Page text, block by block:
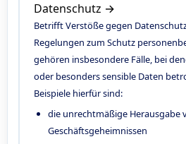
Datenschutz →
Betrifft Verstöße gegen
Regelungen zum Schutz
gehören insbesondere Fälle, bei
oder besonders sensible Daten
Beispiele hierfür sind:
die unrechtmäßige Herausgabe
Geschäftsgeheimnissen